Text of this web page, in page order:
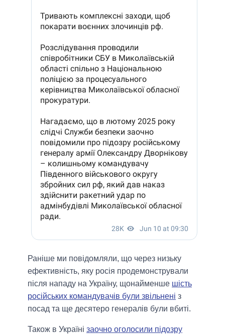
Раніше ми повідомляли, що через низьку
ефективність, яку росія продемонстрували
після нападу на Україну, щонайменше шість
російських командувачів були звільнені з
посад та ще десятеро генералів були вбиті.
Також в Україні заочно оголосили підозру